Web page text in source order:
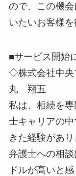
ので、この機
いたいお客様を
■サービス開始
◇株式会社中
丸 翔五
私は、相続を
士キャリアの
きた経験があり
弁護士への相
ドルが高いと